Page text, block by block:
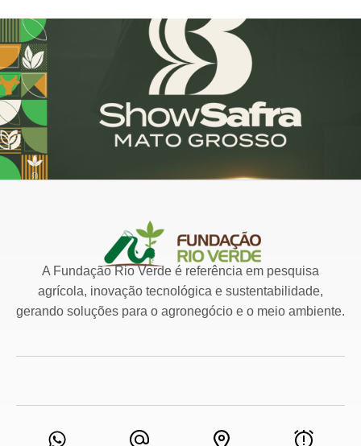
A Fundação Rio Verde é referência em pesquisa
agrícola, inovação tecnológica e sustentabilidade,
gerando soluções para o agronegócio e o meio ambiente.